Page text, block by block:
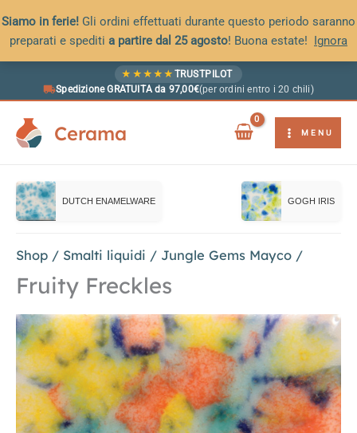
Siamo in ferie! Gli ordini effettuati durante questo periodo saranno
preparati e spediti a partire dal 25 agosto! Buona estate! Ignora
★ ★ ★ ★ ★ TRUSTPILOT
Spedizione GRATUITA da 97,00€(per ordini entro i 20 chili)
Cerama MENU
DUTCH ENAMELWARE GOGH IRIS
Shop / Smalti liquidi / Jungle Gems Mayco /
Fruity Freckles